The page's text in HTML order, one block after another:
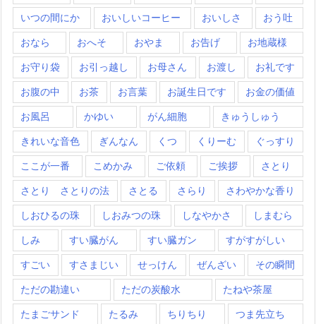
いつの間にか おいしいコーヒー おいしさ おう吐
おなら おへそ おやま お告げ お地蔵様
お守り袋 お引っ越し お母さん お渡し お礼です
お腹の中 お茶 お言葉 お誕生日です お金の価値
お風呂 かゆい がん細胞 きゅうしゅう
きれいな音色 ぎんなん くつ くりーむ ぐっすり
ここが一番 こめかみ ご依頼 ご挨拶 さとり
さとり さとりの法 さとる さらり さわやかな香り
しおひるの珠 しおみつの珠 しなやかさ しまむら
しみ すい臓がん すい臓ガン すがすがしい
すごい すさまじい せっけん ぜんざい その瞬間
ただの勘違い ただの炭酸水 たねや茶屋
たまごサンド たるみ ちりちり つま先立ち